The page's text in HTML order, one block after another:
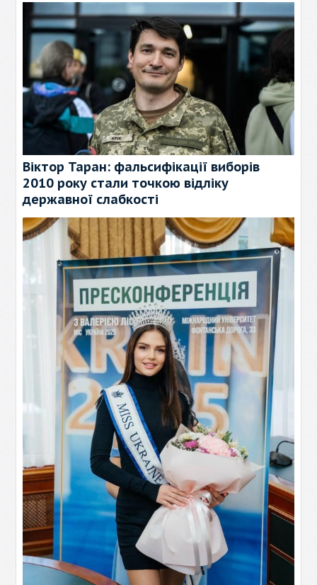
Віктор Таран: фальсифікації виборів
2010 року стали точкою відліку
державної слабкості